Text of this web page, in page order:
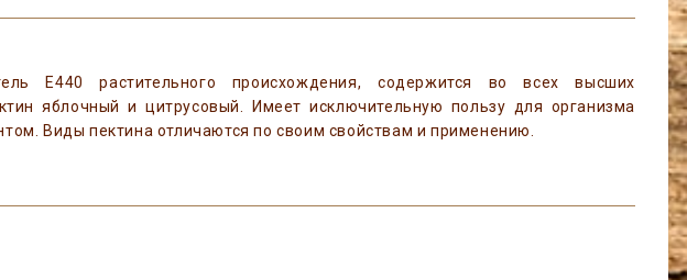
Е440 растительного происхождения, содержится во всех высших
яблочный и цитрусовый. Имеет исключительную пользу для организма
Виды пектина отличаются по своим свойствам и применению.